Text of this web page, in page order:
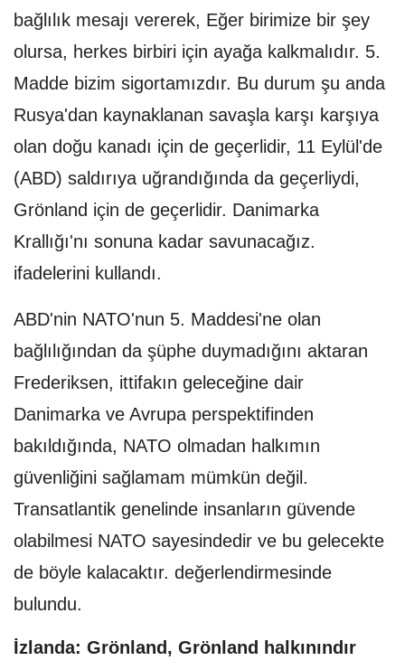
bağlılık mesajı vererek, Eğer birimize bir şey
olursa, herkes birbiri için ayağa kalkmalıdır. 5.
Madde bizim sigortamızdır. Bu durum şu anda
Rusya'dan kaynaklanan savaşla karşı karşıya
olan doğu kanadı için de geçerlidir, 11 Eylül'de
(ABD) saldırıya uğrandığında da geçerliydi,
Grönland için de geçerlidir. Danimarka
Krallığı'nı sonuna kadar savunacağız.
ifadelerini kullandı.
ABD'nin NATO'nun 5. Maddesi'ne olan
bağlılığından da şüphe duymadığını aktaran
Frederiksen, ittifakın geleceğine dair
Danimarka ve Avrupa perspektifinden
bakıldığında, NATO olmadan halkımın
güvenliğini sağlamam mümkün değil.
Transatlantik genelinde insanların güvende
olabilmesi NATO sayesindedir ve bu gelecekte
de böyle kalacaktır. değerlendirmesinde
bulundu.
İzlanda: Grönland, Grönland halkınındır